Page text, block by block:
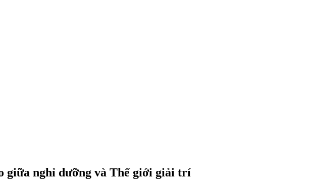
giữa nghỉ dưỡng và Thế giới giải trí